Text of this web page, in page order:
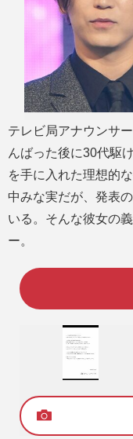
テレビ局アナウンサ
んばった後に30代駆
を手に入れた理想的
中みな実だが、発表
いる。そんな彼女の
ー。